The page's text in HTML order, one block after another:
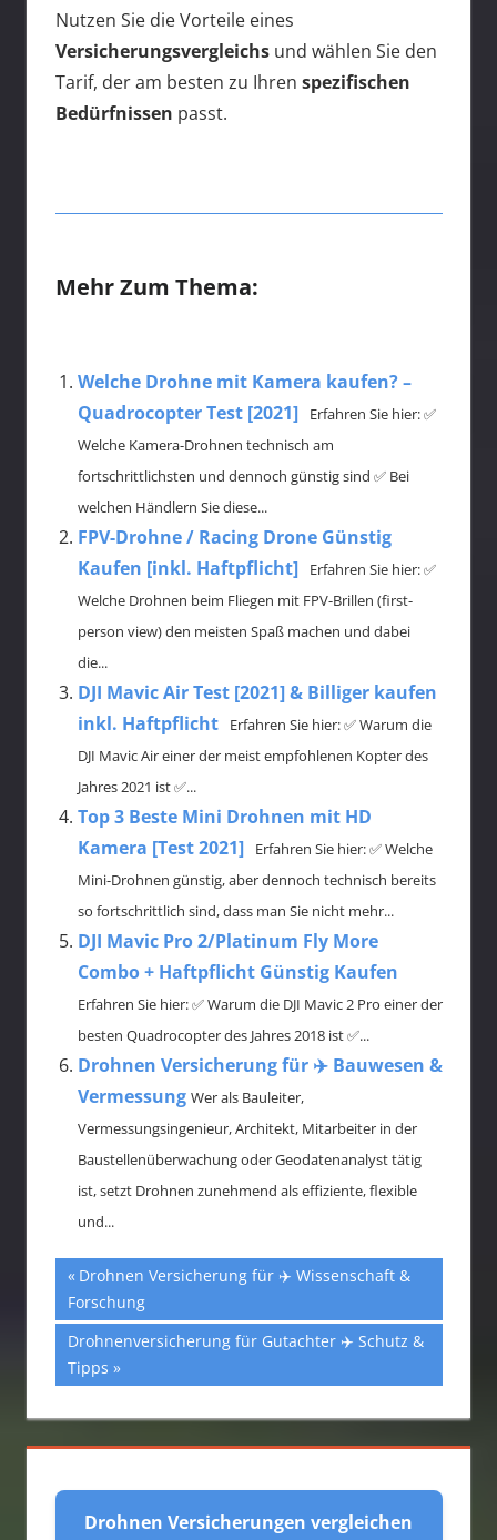
Nutzen Sie die Vorteile eines
Versicherungsvergleichsund wählen Sie den
Tarif, der am besten zu Ihren spezifischen
Bedürfnissen passt.
Mehr Zum Thema:
Welche Drohne mit Kamera kaufen? –
Quadrocopter Test [2021]
Erfahren Sie hier: ✅
Welche Kamera-Drohnen technisch am
fortschrittlichsten und dennoch günstig sind ✅ Bei
welchen Händlern Sie diese...
FPV-Drohne / Racing Drone Günstig
Kaufen [inkl. Haftpflicht]
Erfahren Sie hier: ✅
Welche Drohnen beim Fliegen mit FPV-Brillen (first-
person view) den meisten Spaß machen und dabei
die...
DJI Mavic Air Test [2021] & Billiger kaufen
inkl. Haftpflicht
Erfahren Sie hier: ✅ Warum die
DJI Mavic Air einer der meist empfohlenen Kopter des
Jahres 2021 ist ✅...
Top 3 Beste Mini Drohnen mit HD
Kamera [Test 2021]
Erfahren Sie hier: ✅ Welche
Mini-Drohnen günstig, aber dennoch technisch bereits
so fortschrittlich sind, dass man Sie nicht mehr...
DJI Mavic Pro 2/Platinum Fly More
Combo + Haftpflicht Günstig Kaufen
Erfahren Sie hier: ✅ Warum die DJI Mavic 2 Pro einer der
besten Quadrocopter des Jahres 2018 ist ✅...
Drohnen Versicherung für ✈️ Bauwesen &
Vermessung Wer als Bauleiter,
Vermessungsingenieur, Architekt, Mitarbeiter in der
Baustellenüberwachung oder Geodatenanalyst tätig
ist, setzt Drohnen zunehmend als effiziente, flexible
und...
Beitragsnavigation
Vorheriger
Beitrag:
Drohnen Versicherung für ✈️ Wissenschaft &
Forschung
Nächster
Beitrag:
Drohnenversicherung für Gutachter ✈️ Schutz &
Tipps
Drohnen Versicherungen vergleichen